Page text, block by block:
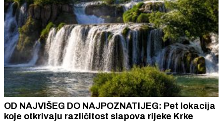
OD NAJVIŠEG DO NAJPOZNATIJEG: Pet lokacija
koje otkrivaju različitost slapova rijeke Krke